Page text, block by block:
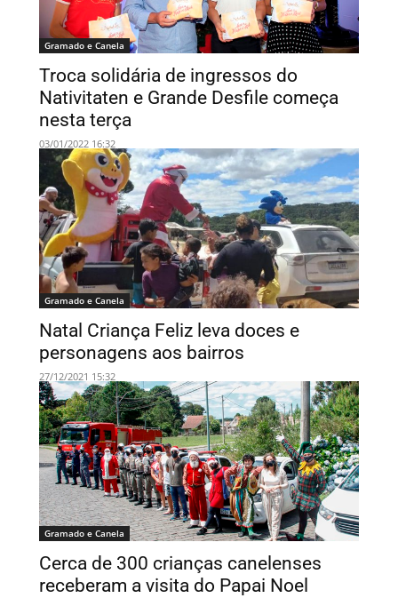
Gramado e Canela
Troca solidária de ingressos do
Nativitaten e Grande Desfile começa
nesta terça
03/01/2022 16:32
Gramado e Canela
Natal Criança Feliz leva doces e
personagens aos bairros
27/12/2021 15:32
Gramado e Canela
Cerca de 300 crianças canelenses
receberam a visita do Papai Noel